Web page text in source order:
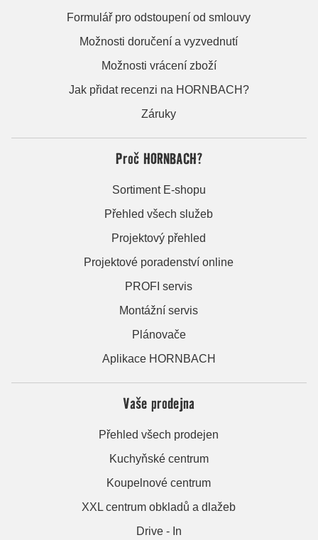
Formulář pro odstoupení od smlouvy
Možnosti doručení a vyzvednutí
Možnosti vrácení zboží
Jak přidat recenzi na HORNBACH?
Záruky
Proč HORNBACH?
Sortiment E-shopu
Přehled všech služeb
Projektový přehled
Projektové poradenství online
PROFI servis
Montážní servis
Plánovače
Aplikace HORNBACH
Vaše prodejna
Přehled všech prodejen
Kuchyňské centrum
Koupelnové centrum
XXL centrum obkladů a dlažeb
Drive - In